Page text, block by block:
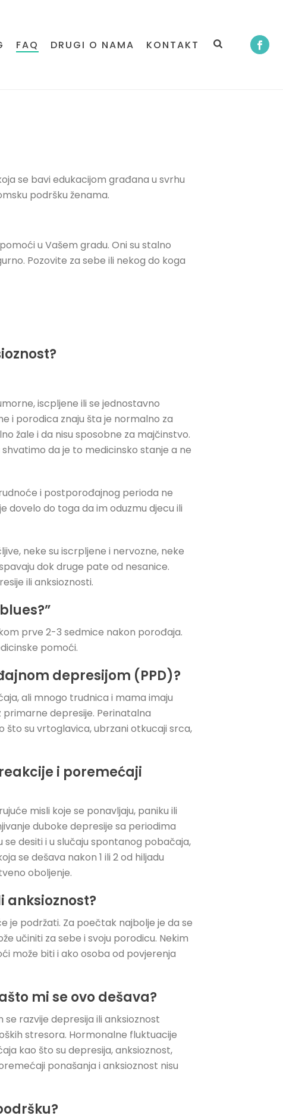
FAQ DRUGI O NAMA KONTAKT
se bavi edukacijom građana u svrhu
podršku ženama.
u Vašem gradu. Oni su stalno
Pozovite za sebe ili nekog do koga
iscpljene ili se jednostavno
i porodica znaju šta je normalno za
žale i da nisu sposobne za majčinstvo.
da je to medicinsko stanje a ne
i postporođajnog perioda ne
dovelo do toga da im oduzmu djecu ili
neke su iscrpljene i nervozne, neke
dok druge pate od nesanice.
ili anksioznosti.
prve 2-3 sedmice nakon porođaja.
pomoći.
depresijom (PPD)?
ali mnogo trudnica i mama imaju
depresije. Perinatalna
što su vrtoglavica, ubrzani otkucaji srca,
i poremećaji
misli koje se ponavljaju, paniku ili
duboke depresije sa periodima
desiti i u slučaju spontanog pobačaja,
se dešava nakon 1 ili 2 od hiljadu
oboljenje.
je podržati. Za poečtak najbolje je da se
učiniti za sebe i svoju porodicu. Nekim
može biti i ako osoba od povjerenja
mi se ovo dešava?
razvije depresija ili anksioznost
stresora. Hormonalne fluktuacije
kao što su depresija, anksioznost,
ponašanja i anksioznost nisu